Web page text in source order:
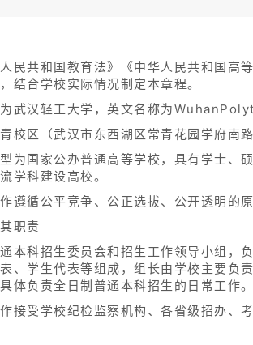
民共和国教育法》《中华人民共和国高
结合学校实际情况制定本章程。
为武汉轻工大学，英文名称为
校区（武汉市东西湖区常青花园学府南
为国家公办普通高等学校，具有学士、
学科建设高校。
遵循公平竞争、公正选拔、公开透明的
职责
本科招生委员会和招生工作领导小组，
、学生代表等组成，组长由学校主要负
体负责全日制普通本科招生的日常工作。
接受学校纪检监察机构、各省级招办、